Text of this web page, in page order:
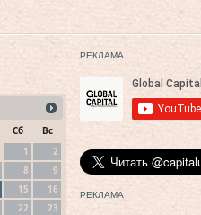
Сб
Вс
1
2
8
9
15
16
22
23
РЕКЛАМА
РЕКЛАМА